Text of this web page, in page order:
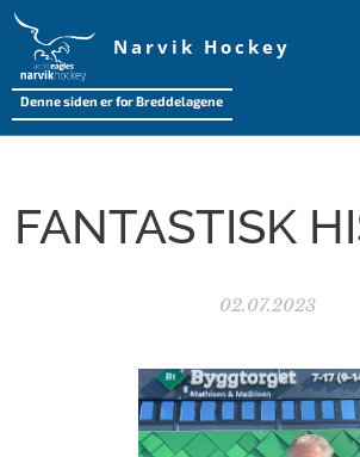
Narvik Hockey
Denne siden er for Breddelagene
FANTASTISK
02.07.2023